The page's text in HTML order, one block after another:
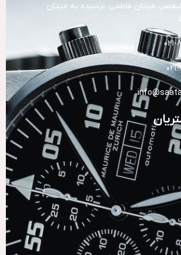
خیابان فاطمی، نرسیده به میدان